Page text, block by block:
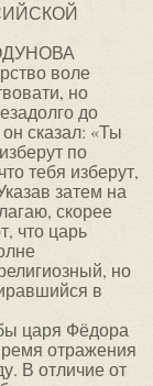
воле
но
до
сказал: «Ты
по
тебя изберут,
затем на
скорее
что царь
но
в
царя Фёдора
отражения
В отличие от